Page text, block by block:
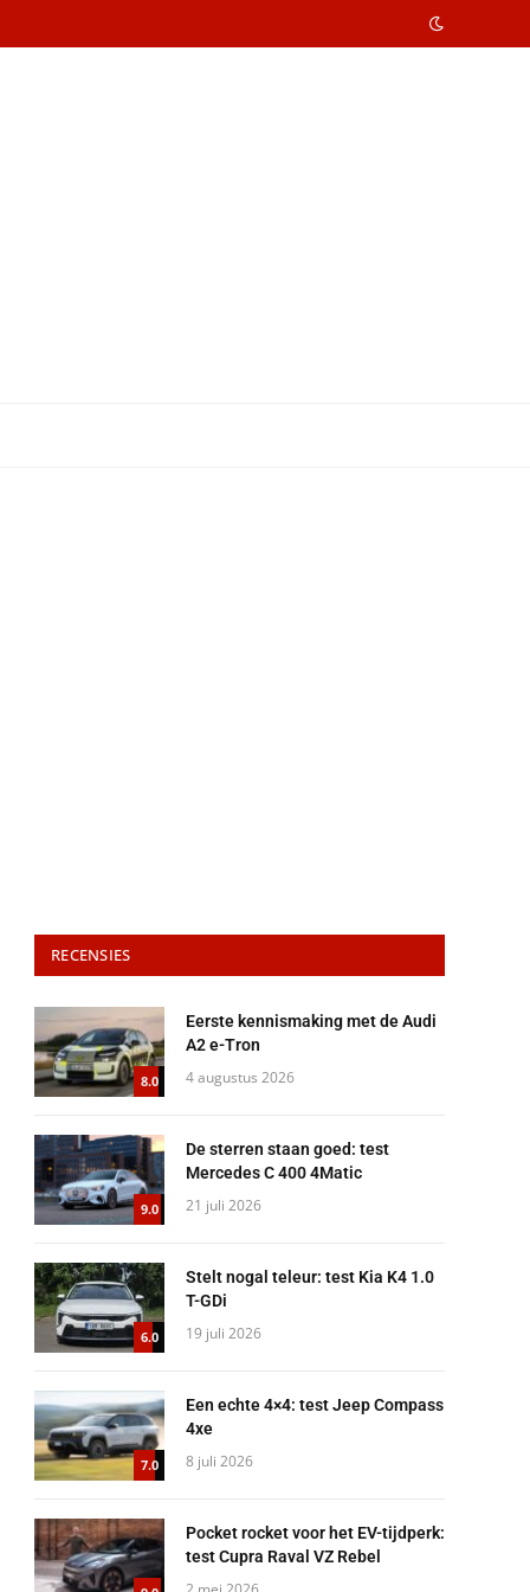
RECENSIES
8.0
Eerste kennismaking met de Audi
A2 e-Tron
4 augustus 2026
9.0
De sterren staan goed: test
Mercedes C 400 4Matic
21 juli 2026
6.0
Stelt nogal teleur: test Kia K4 1.0
T-GDi
19 juli 2026
7.0
Een echte 4×4: test Jeep Compass
4xe
8 juli 2026
Pocket rocket voor het EV-tijdperk:
test Cupra Raval VZ Rebel